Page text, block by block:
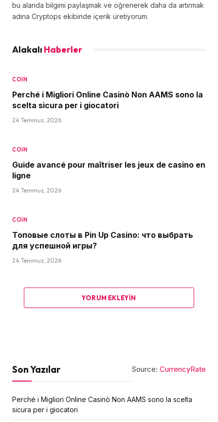
bu alanda bilgimi paylaşmak ve öğrenerek daha da artırmak
adına Cryptops ekibinde içerik üretiyorum.
Alakalı Haberler
COIN
Perché i Migliori Online Casinò Non AAMS sono la
scelta sicura per i giocatori
24 Temmuz, 2026
COIN
Guide avancé pour maîtriser les jeux de casino en
ligne
24 Temmuz, 2026
COIN
Топовые слоты в Pin Up Casino: что выбрать
для успешной игры?
24 Temmuz, 2026
YORUM EKLEYIN
Source: CurrencyRate
Son Yazılar
Perché i Migliori Online Casinò Non AAMS sono la scelta
sicura per i giocatori